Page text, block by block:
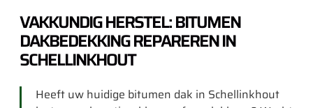
VAKKUNDIG HERSTEL: BITUMEN
DAKBEDEKKING REPAREREN IN
SCHELLINKHOUT
Heeft uw huidige bitumen dak in Schellinkhout